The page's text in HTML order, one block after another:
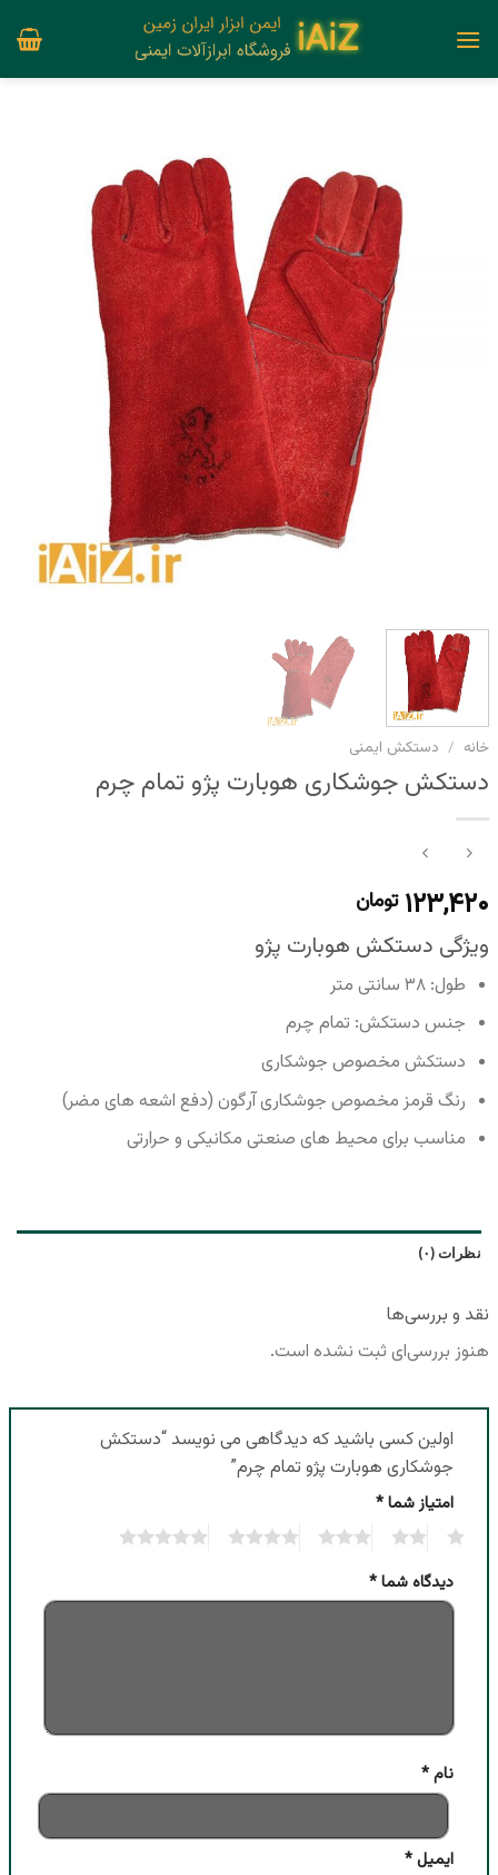
خانه / دستکش ایمنی
دستکش جوشکاری هوبارت پژو تمام چرم
۱۲۳,۴۲۰ تومان
ویژگی دستکش هوبارت پژو
طول: ۳۸ سانتی متر
جنس دستکش: تمام چرم
دستکش مخصوص جوشکاری
رنگ قرمز مخصوص جوشکاری آرگون (دفع اشعه های مضر)
مناسب برای محیط های صنعتی مکانیکی و حرارتی
نظرات (۰)
نقد و بررسی‌ها
هنوز بررسی‌ای ثبت نشده است.
اولین کسی باشید که دیدگاهی می نویسد “دستکش
جوشکاری هوبارت پژو تمام چرم”
امتیاز شما*
دیدگاه شما*
نام*
ایمیل*